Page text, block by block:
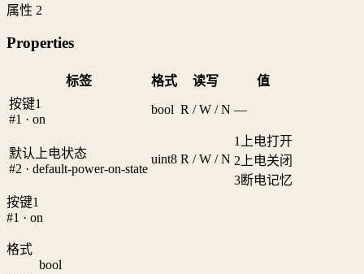
属性 2
Properties
标签 格式 读写
值
按键1
#1 · on
bool R / W / N —
默认上电状态
#2 · default-power-on-state
uint8 R / W / N
1
上电打开
2 上电关闭
3断电记忆
按键1
#1 · on
格式
bool